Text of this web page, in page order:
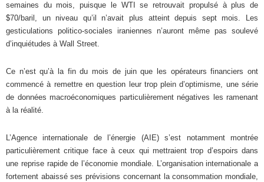
semaines du mois, puisque le WTI se retrouvait propulsé à plus de
$70/baril, un niveau qu’il n’avait plus atteint depuis sept mois. Les
gesticulations politico-sociales iraniennes n’auront même pas soulevé
d’inquiétudes à Wall Street.
Ce n’est qu’à la fin du mois de juin que les opérateurs financiers ont
commencé à remettre en question leur trop plein d’optimisme, une série
de données macroéconomiques particulièrement négatives les ramenant
à la réalité.
L’Agence internationale de l’énergie (AIE) s’est notamment montrée
particulièrement critique face à ceux qui mettraient trop d’espoirs dans
une reprise rapide de l’économie mondiale. L’organisation internationale a
fortement abaissé ses prévisions concernant la consommation mondiale,